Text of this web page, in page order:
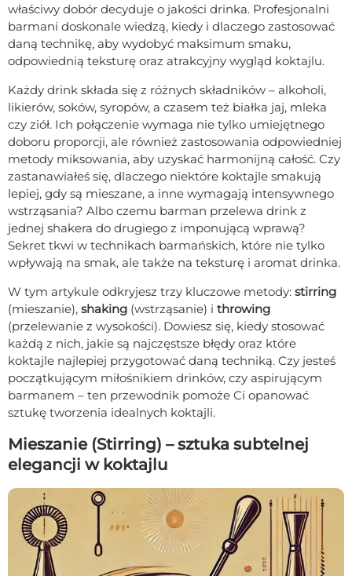
właściwy dobór decyduje o jakości drinka. Profesjonalni
barmani doskonale wiedzą, kiedy i dlaczego zastosować
daną technikę, aby wydobyć maksimum smaku,
odpowiednią teksturę oraz atrakcyjny wygląd koktajlu.
Każdy drink składa się z różnych składników – alkoholi,
likierów, soków, syropów, a czasem też białka jaj, mleka
czy ziół. Ich połączenie wymaga nie tylko umiejętnego
doboru proporcji, ale również zastosowania odpowiedniej
metody miksowania, aby uzyskać harmonijną całość. Czy
zastanawiałeś się, dlaczego niektóre koktajle smakują
lepiej, gdy są mieszane, a inne wymagają intensywnego
wstrząsania? Albo czemu barman przelewa drink z
jednej shakera do drugiego z imponującą wprawą?
Sekret tkwi w technikach barmańskich, które nie tylko
wpływają na smak, ale także na teksturę i aromat drinka.
W tym artykule odkryjesz trzy kluczowe metody: stirring
(mieszanie), shaking (wstrząsanie) i throwing
(przelewanie z wysokości). Dowiesz się, kiedy stosować
każdą z nich, jakie są najczęstsze błędy oraz które
koktajle najlepiej przygotować daną techniką. Czy jesteś
początkującym miłośnikiem drinków, czy aspirującym
barmanem – ten przewodnik pomoże Ci opanować
sztukę tworzenia idealnych koktajli.
Mieszanie (Stirring) – sztuka subtelnej
elegancji w koktajlu